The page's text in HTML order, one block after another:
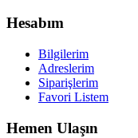
Hesabım
Bilgilerim
Adreslerim
Siparişlerim
Favori Listem
Hemen Ulaşın